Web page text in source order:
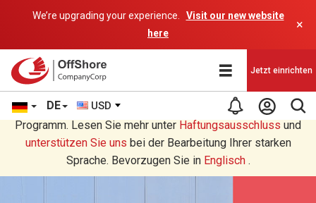
We’re upgrading your experience.
Visit our new website
here
×
DE USD
Jetzt einrichten
Sie lesen eine Deutsche Übersetzung durch ein AI-
Programm. Lesen Sie mehr unter Haftungsausschluss und
unterstützen Sie uns bei der Bearbeitung Ihrer starken
Sprache. Bevorzugen Sie in Englisch.